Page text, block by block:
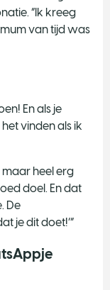
“Ik kreeg
van tijd was
En als je
vinden als ik
maar heel erg
doel. En dat
De
je dit doet!’”